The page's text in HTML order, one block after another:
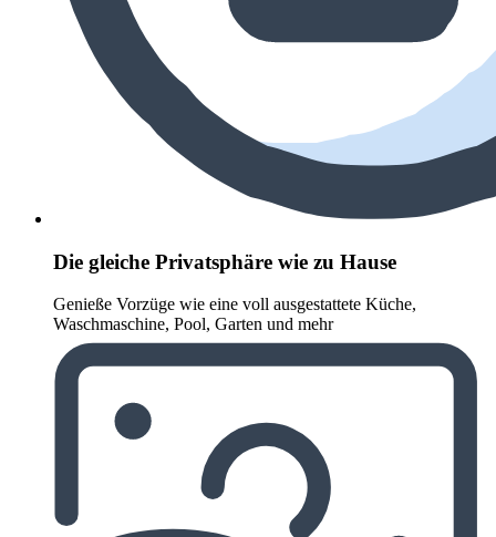
Die gleiche Privatsphäre wie zu Hause
Genieße Vorzüge wie eine voll ausgestattete Küche,
Waschmaschine, Pool, Garten und mehr